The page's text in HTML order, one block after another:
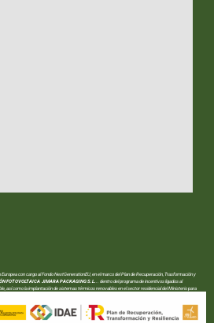
Europea con cargo al Fondo NextGenerationEU, en el marco del Plan de Recuperación, Trasformación y
FOTOVOLTAICA JIMARA PACKAGING S.L.
.. dentro del programa de incentivos ligados al
así como la implantación de sistemas térmicos renovables en el sector residencial del Ministerio para